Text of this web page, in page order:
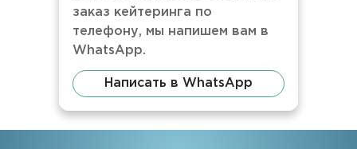
заказ кейтеринга по
телефону, мы напишем вам в
WhatsApp.
Написать в WhatsApp